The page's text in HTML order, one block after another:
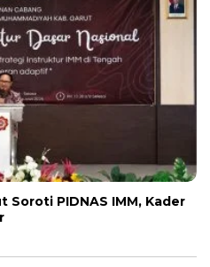
Soroti PIDNAS IMM, Kader